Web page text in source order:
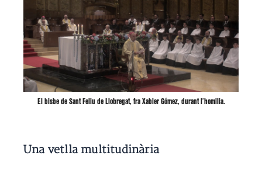
El bisbe de Sant Feliu de Llobregat, fra Xabier Gómez, durant l’homilia.
Una vetlla multitudinària